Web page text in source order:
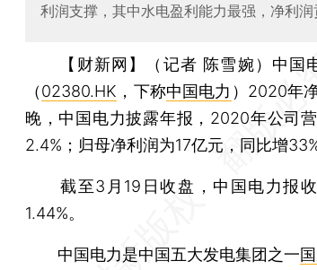
利润支撑，其中水电盈利能力最强，净利
【财新网】（记者 陈雪婉） 中国
（02380.HK ，下称中国电力 ）2020年
晚，中国电力披露年报，2020年公司
2.4%；归母净利润为17亿元，同比增33%
截至3月19日收盘，中国电力报收
1.44%。
中国电力是中国五大发电集团之一